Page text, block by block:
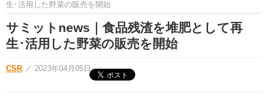
生･活用した野菜の販売を開始
サミットnews｜食品残渣を堆肥として再
生･活用した野菜の販売を開始
CSR ／ 2023年04月05日